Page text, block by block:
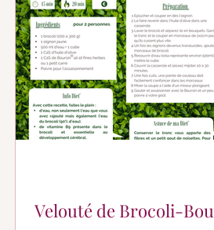
En quoi puis-je vous
Velouté de Brocoli-